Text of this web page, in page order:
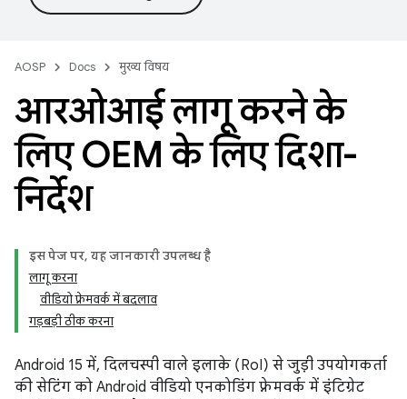
AOSP Docs मुख्य विषय
आरओआई लागू करने के
लिए OEM के लिए दिशा-
निर्देश
इस पेज पर, यह जानकारी उपलब्ध है
लागू करना
वीडियो फ़्रेमवर्क में बदलाव
गड़बड़ी ठीक करना
Android 15 में, दिलचस्पी वाले इलाके (RoI) से जुड़ी उपयोगकर्ता
की सेटिंग को Android वीडियो एनकोडिंग फ़्रेमवर्क में इंटिग्रेट